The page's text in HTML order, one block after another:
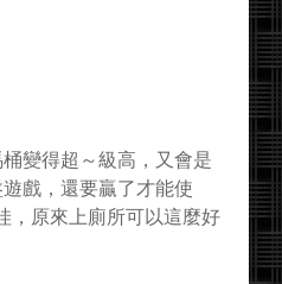
變得超～級高，又會是
戲，還要贏了才能使
原來上廁所可以這麼好